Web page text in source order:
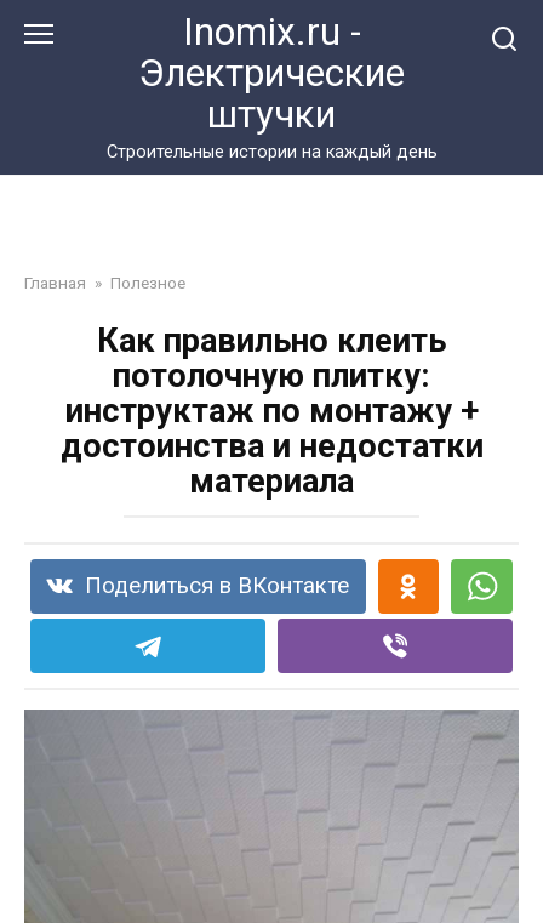
Inomix.ru -
Электрические
штучки
Cтроительные истории на каждый день
Главная » Полезное
Как правильно клеить
потолочную плитку:
инструктаж по монтажу +
достоинства и недостатки
материала
Поделиться в ВКонтакте